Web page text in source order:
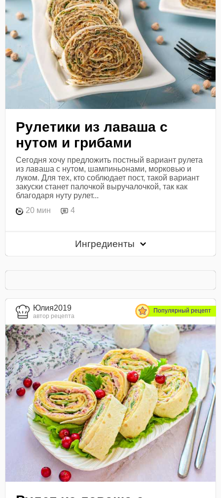
Рулетики из лаваша с
нутом и грибами
Сегодня хочу предложить постный вариант рулета
из лаваша с нутом, шампиньонами, морковью и
луком. Для тех, кто соблюдает пост, такой вариант
закуски станет палочкой выручалочкой, так как
благодаря нуту рулет...
20 мин
4
Ингредиенты
Юлия2019
автор рецепта
Популярный рецепт